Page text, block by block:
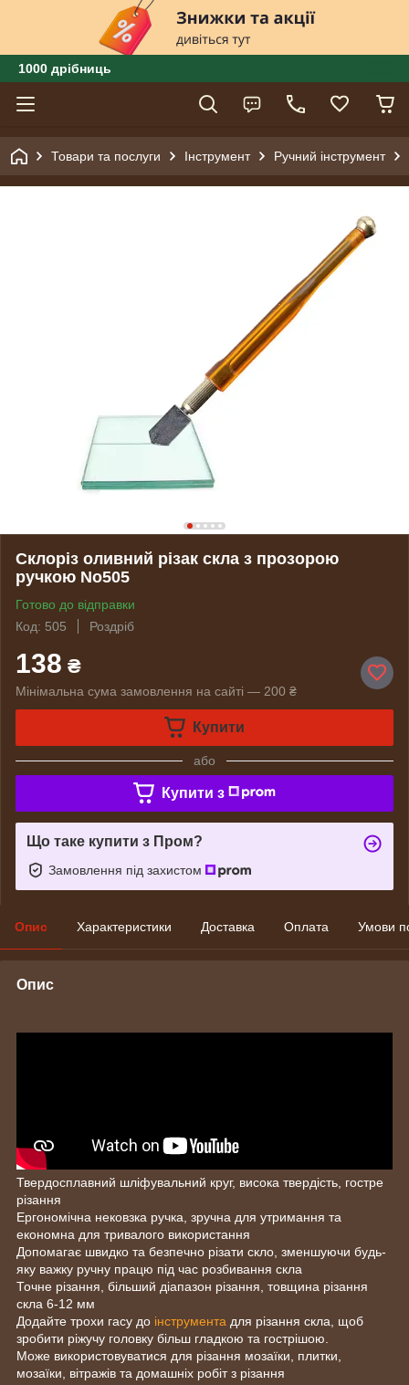
1000 дрібниць
Товари та послуги Інструмент Ручний інструмент
Склоріз оливний різак скла з прозорою
ручкою No505
Готово до відправки
Код: 505
Роздріб
138 ₴
Мінімальна сума замовлення на сайті — 200 ₴
Купити
або
Купити з
Що таке купити з Пром?
Замовлення під захистом
Опис Характеристики Доставка Оплата Умови
Опис
Твердосплавний шліфувальний круг, висока твердість, гостре
різання
Ергономічна нековзка ручка, зручна для утримання та
економна для тривалого використання
Допомагає швидко та безпечно різати скло, зменшуючи будь-
яку важку ручну працю під час розбивання скла
Точне різання, більший діапазон різання, товщина різання
скла 6-12 мм
Додайте трохи гасу до інструмента для різання скла, щоб
зробити ріжучу головку більш гладкою та гострішою.
Може використовуватися для різання мозаїки, плитки,
мозаїки, вітражів та домашніх робіт з різання